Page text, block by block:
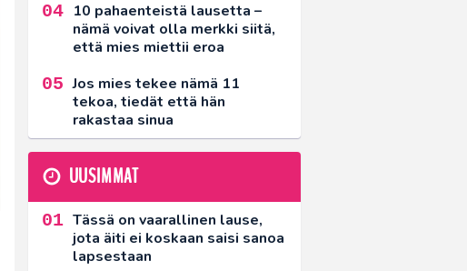
10 pahaenteistä lausetta –
nämä voivat olla merkki siitä,
että mies miettii eroa
Jos mies tekee nämä 11
tekoa, tiedät että hän
rakastaa sinua
UUSIMMAT
Tässä on vaarallinen lause,
jota äiti ei koskaan saisi sanoa
lapsestaan